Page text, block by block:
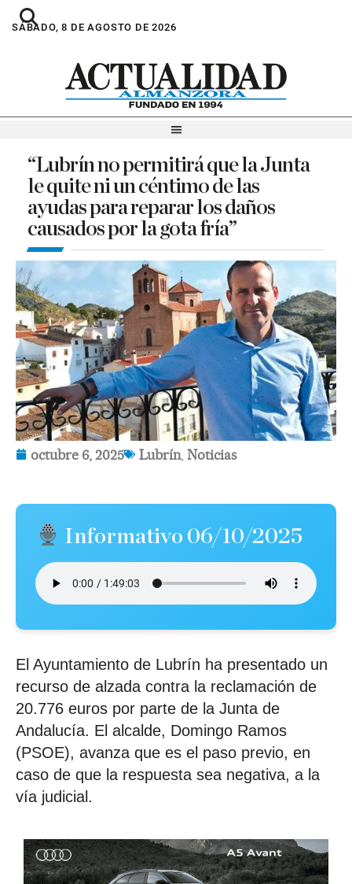
SÁBADO, 8 DE AGOSTO DE 2026
“Lubrín no permitirá que la Junta
le quite ni un céntimo de las
ayudas para reparar los daños
causados por la gota fría”
octubre 6, 2025 Lubrín, Noticias
Informativo 06/10/2025
El Ayuntamiento de Lubrín ha presentado un
recurso de alzada contra la reclamación de
20.776 euros por parte de la Junta de
Andalucía. El alcalde, Domingo Ramos
(PSOE), avanza que es el paso previo, en
caso de que la respuesta sea negativa, a la
vía judicial.